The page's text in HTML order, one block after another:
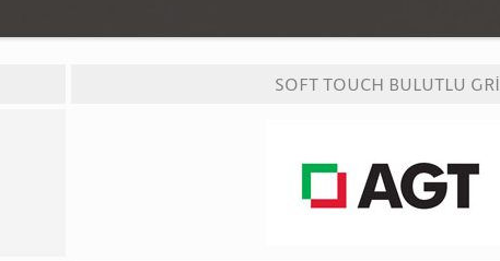
SOFT TOUCH BULUTLU GRİ